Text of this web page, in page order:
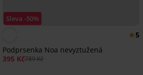
Sleva -50%
5
Podprsenka Noa nevyztužená
395 Kč789 Kč